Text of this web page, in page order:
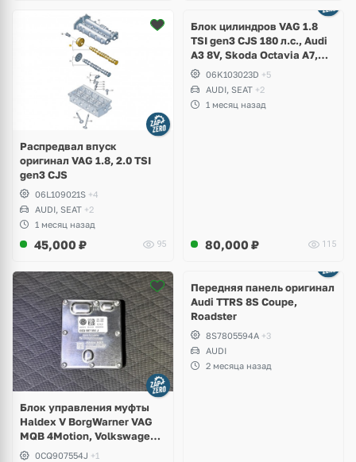
Распредвал впуск
оригинал VAG 1.8, 2.0 TSI
gen3 CJS
06L109021S +4
AUDI, SEAT +2
1 месяц назад
45,000 ₽ 95
2 фото
Блок цилиндров VAG 1.8
TSI gen3 CJS 180 л.с., Audi
A3 8V, Skoda Octavia A7,
Superb, Volkswagen Passat
B8, Golf VII Alltrack, Seat
Leon
06K103023D +5
AUDI, SEAT +2
1 месяц назад
80,000 ₽ 115
Блок управления муфты
Haldex V BorgWarner VAG
MQB 4Motion, Volkswagen
Tiguan
0CQ907554J +1
2 фото
Передняя панель оригинал
Audi TTRS 8S Coupe,
Roadster
8S7805594A +3
AUDI
2 месяца назад